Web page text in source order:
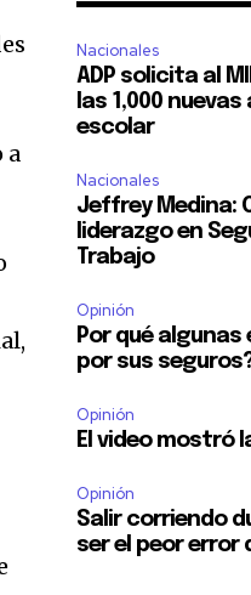
a
Nacionales
ADP solicita al
las 1,000
escolar
Nacionales
Jeffrey Medina:
liderazgo en
Trabajo
Opinión
Por qué
por sus
Opinión
El video mostró
Opinión
Salir corriendo
ser el peor error